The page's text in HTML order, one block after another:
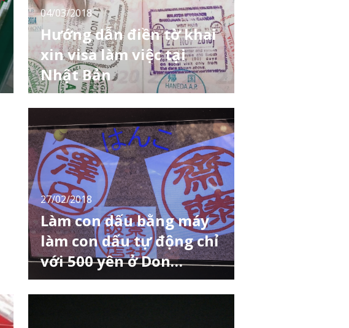
04/03/2018
Hướng dẫn điền tờ khai
xin visa làm việc tại
Nhật Bản
Nếu bạn đã nhận được tư cách lưu trú COE
dụng tại Nhật Bản thì chúc mừng bạn, gần
như bạn đã có trong tay chiếc vé đến làm
việc tại xứ sở hoa anh đào rồi đấy. Tuy nhiên,
để có thể hoàn tất thủ tục thì bạn cần có visa
trong hộ chiếu, bài viết lần này Loco
27/02/2018
Làm con dấu bằng máy
làm con dấu tự động chỉ
với 500 yên ở Don
Quijote (ドンキホーテ)
Chắc hẳn những bạn du học sinh, thực tập